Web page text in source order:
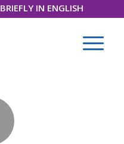
BRIEFLY IN ENGLISH